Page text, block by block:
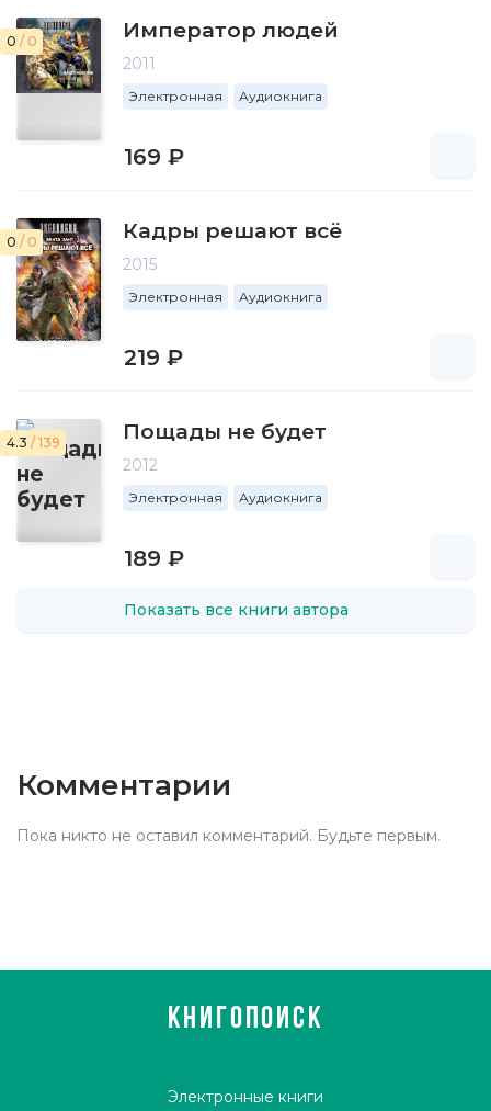
0 / 0 Император людей
2011
Электронная Аудиокнига
169 ₽
0 / 0 Кадры решают всё
2015
Электронная Аудиокнига
219 ₽
4.3 / 139 Пощады не будет
2012
Электронная Аудиокнига
189 ₽
Показать все книги автора
Комментарии
Пока никто не оставил комментарий. Будьте первым.
КНИГОПОИСК
Электронные книги